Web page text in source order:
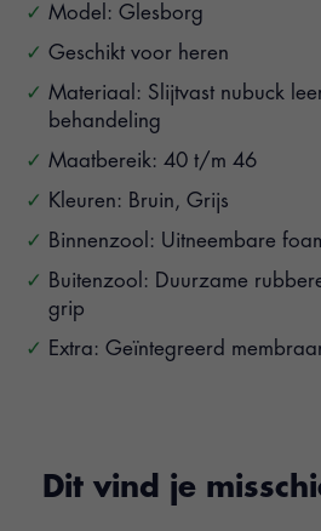
Model: Glesborg
Geschikt voor heren
Materiaal: Slijtvast nubuck
behandeling
Maatbereik: 40 t/m 46
Kleuren: Bruin, Grijs
Binnenzool: Uitneembare
Buitenzool: Duurzame
grip
Extra: Geïntegreerd
Dit vind je